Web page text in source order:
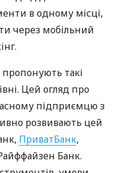
в одному місці,
через мобільний
такі
Цей огляд про
підприємцю з
розвивають цей
ПриватБанк,
Банк.